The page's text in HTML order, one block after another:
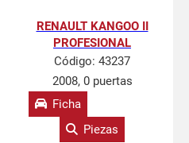
RENAULT KANGOO II
PROFESIONAL
Código: 43237
2008, 0 puertas
Ficha
Piezas